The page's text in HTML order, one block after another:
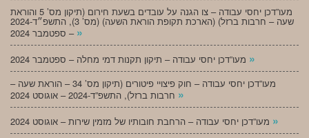
מעו”דכן יחסי עבודה – צו הגנה על עובדים בשעת חירום (תיקון מס’ 5 והוראת
שעה – חרבות ברזל) (הארכת תקופת הוראת השעה) (מס’ 3), התשפ״ד-2024
– ספטמבר 2024 »
»
מעו”דכן יחסי עבודה – חוק פיצויי פיטורים (תיקון מס’ 34 – הוראת שעה –
»
»